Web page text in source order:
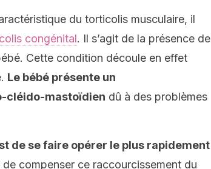
du torticolis musculaire, il
congénital. Il s’agit de la présence de
Cette condition découle en effet
Le bébé présente un
cléido-mastoïdien dû à des problèmes
de se faire opérer le plus rapidement
compenser ce raccourcissement du